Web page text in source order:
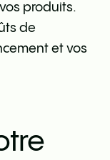
produits.
de
et vos